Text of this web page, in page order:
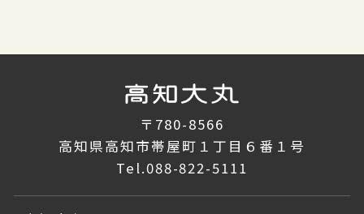
〒780-8566
高知県高知市帯屋町１丁目６番１号
Tel.088-822-5111